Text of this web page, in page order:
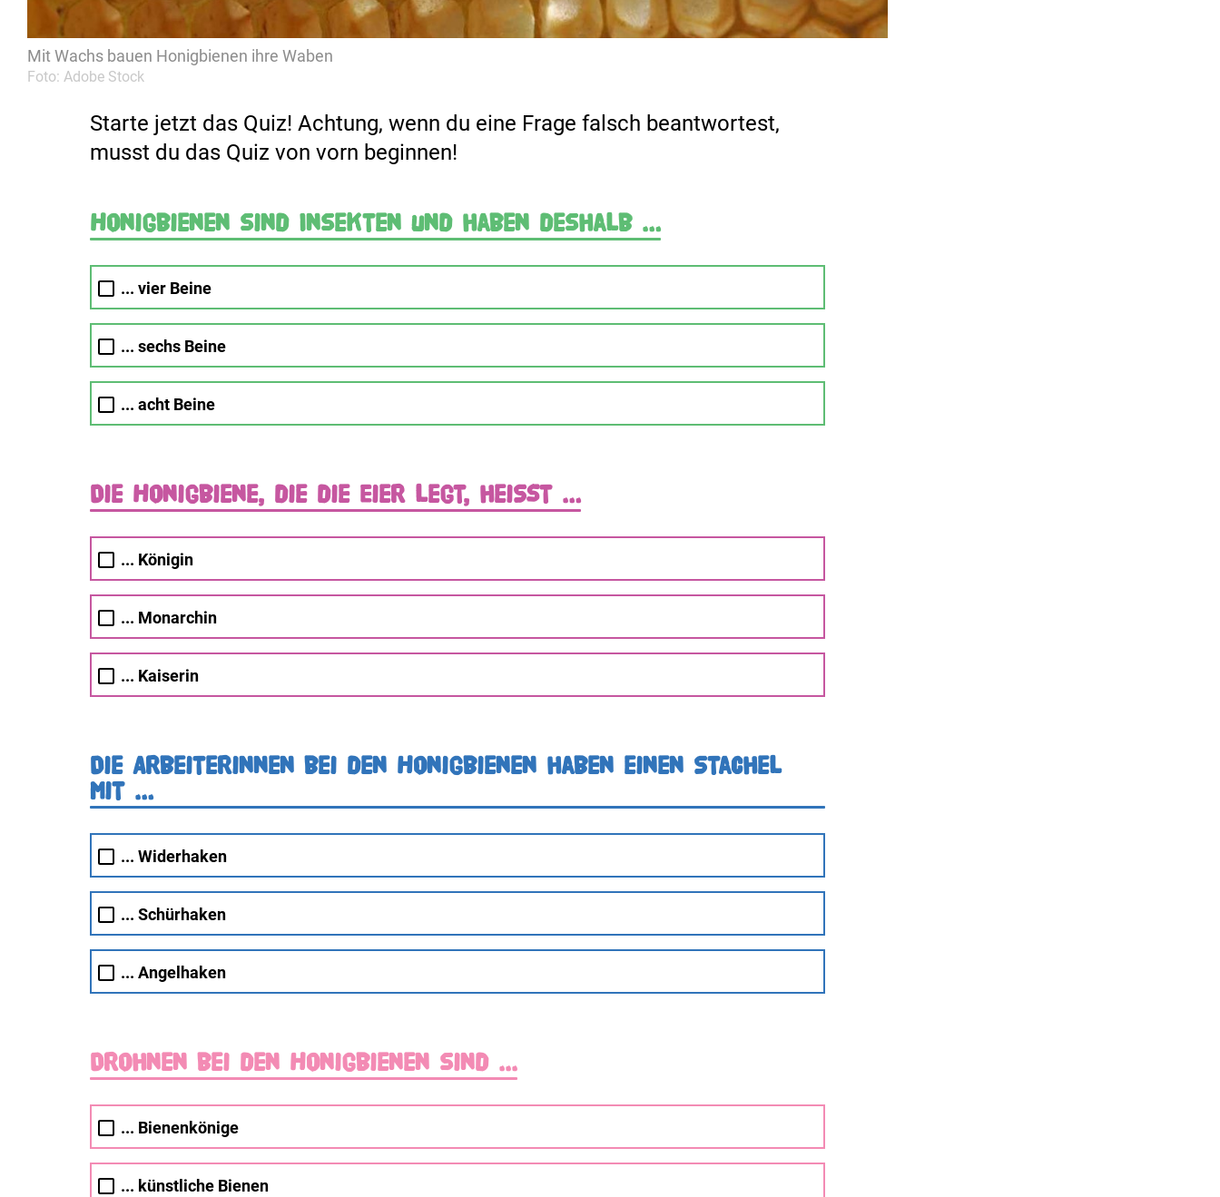
Mit Wachs bauen Honigbienen ihre Waben
Foto: Adobe Stock
Starte jetzt das Quiz! Achtung, wenn du eine Frage falsch beantwortest,
musst du das Quiz von vorn beginnen!
Honigbienen sind Insekten und haben deshalb …
... vier Beine
... sechs Beine
... acht Beine
Die Honigbiene, die die Eier legt, heißt …
... Königin
... Monarchin
... Kaiserin
Die Arbeiterinnen bei den Honigbienen haben einen Stachel
mit …
... Widerhaken
... Schürhaken
... Angelhaken
Drohnen bei den Honigbienen sind ...
... Bienenkönige
... künstliche Bienen